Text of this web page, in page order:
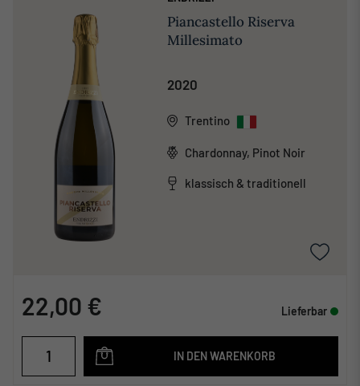
Piancastello Riserva
Millesimato
2020
Trentino
Chardonnay, Pinot Noir
klassisch & traditionell
22,00 € Lieferbar
IN DEN WARENKORB